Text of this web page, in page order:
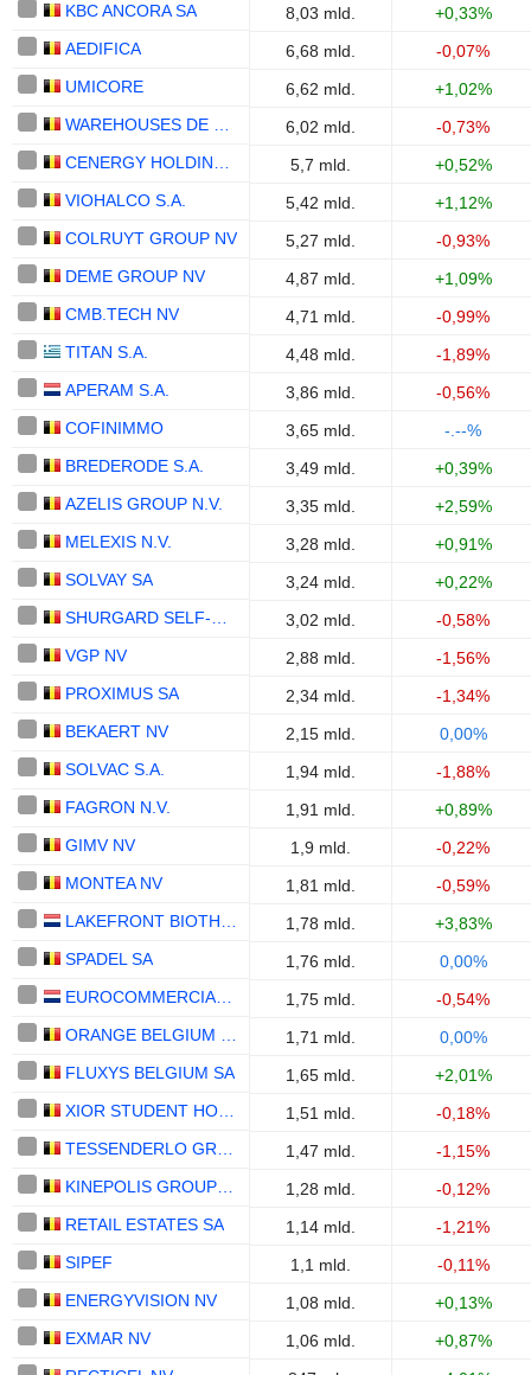
KBC ANCORA SA
8,03 mld.
+0,33%
AEDIFICA
6,68 mld.
-0,07%
UMICORE
6,62 mld.
+1,02%
6,02 mld.
-0,73%
5,7 mld.
+0,52%
VIOHALCO S.A.
5,42 mld.
+1,12%
COLRUYT GROUP NV
5,27 mld.
-0,93%
DEME GROUP NV
4,87 mld.
+1,09%
CMB.TECH NV
4,71 mld.
-0,99%
TITAN S.A.
4,48 mld.
-1,89%
APERAM S.A.
3,86 mld.
-0,56%
COFINIMMO
3,65 mld.
-.--%
BREDERODE S.A.
3,49 mld.
+0,39%
AZELIS GROUP N.V.
3,35 mld.
+2,59%
MELEXIS N.V.
3,28 mld.
+0,91%
SOLVAY SA
3,24 mld.
+0,22%
3,02 mld.
-0,58%
VGP NV
2,88 mld.
-1,56%
PROXIMUS SA
2,34 mld.
-1,34%
BEKAERT NV
2,15 mld.
0,00%
SOLVAC S.A.
1,94 mld.
-1,88%
FAGRON N.V.
1,91 mld.
+0,89%
GIMV NV
1,9 mld.
-0,22%
MONTEA NV
1,81 mld.
-0,59%
1,78 mld.
+3,83%
SPADEL SA
1,76 mld.
0,00%
1,75 mld.
-0,54%
1,71 mld.
0,00%
FLUXYS BELGIUM SA
1,65 mld.
+2,01%
1,51 mld.
-0,18%
1,47 mld.
-1,15%
1,28 mld.
-0,12%
RETAIL ESTATES SA
1,14 mld.
-1,21%
SIPEF
1,1 mld.
-0,11%
ENERGYVISION NV
1,08 mld.
+0,13%
EXMAR NV
1,06 mld.
+0,87%